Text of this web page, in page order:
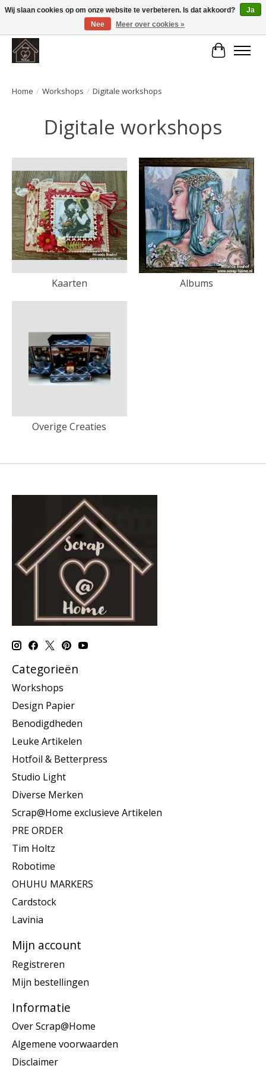
Large selection of products and fast shipping!
Home / Workshops / Digitale workshops
Digitale workshops
Kaarten Albums
Overige Creaties
Categorieën
Workshops
Design Papier
Benodigdheden
Leuke Artikelen
Hotfoil & Betterpress
Studio Light
Diverse Merken
Scrap@Home exclusieve Artikelen
PRE ORDER
Tim Holtz
Robotime
OHUHU MARKERS
Cardstock
Lavinia
Mijn account
Registreren
Mijn bestellingen
Informatie
Over Scrap@Home
Algemene voorwaarden
Disclaimer
Wij slaan cookies op om onze website te verbeteren. Is dat akkoord?
Ja
Nee
Meer over cookies »